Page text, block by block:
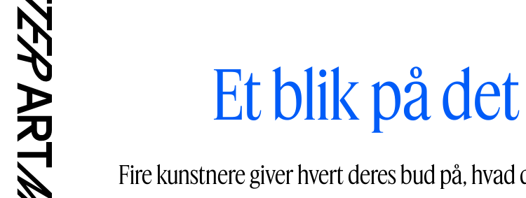
Et blik på
Fire kunstnere giver hvert deres bud på,